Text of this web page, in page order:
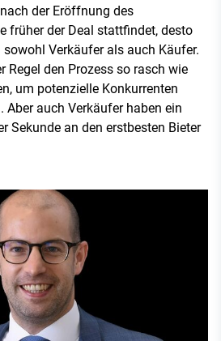
der Eröffnung des
früher der Deal stattfindet, desto
Verkäufer als auch Käufer.
Regel den Prozess so rasch wie
um potenzielle Konkurrenten
Aber auch Verkäufer haben ein
Sekunde an den erstbesten Bieter